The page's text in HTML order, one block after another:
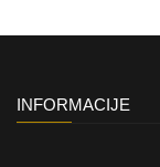
INFORMACIJE